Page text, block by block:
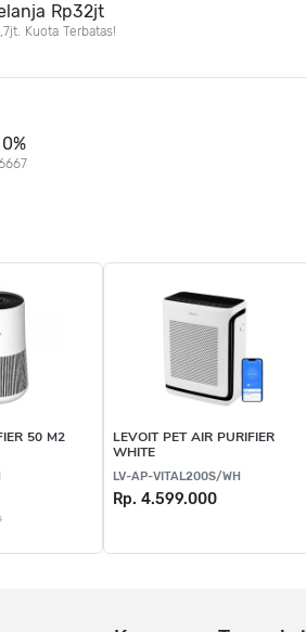
Rp32jt
Kuota Terbatas!
50 M2
LEVOIT PET AIR PURIFIER
WHITE
LV-AP-VITAL200S/WH
Rp. 4.599.000